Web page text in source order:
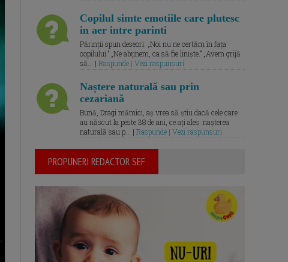
Copilul simte emotiile care plutesc
in aer intre parinti
Părinții spun deseori: „Noi nu ne certăm în fața
copilului.” „Ne abținem, ca să fie liniște.” „Avem grijă
să... | Raspunde | Vezi raspunsuri
Naștere naturală sau prin
cezariană
Bună, Dragi mămici, aș vrea să știu dacă cele care
au născut la peste 38 de ani, ce ați ales: nașterea
naturală sau p... | Raspunde | Vezi raspunsuri
PROPUNERI REDACTOR SEF